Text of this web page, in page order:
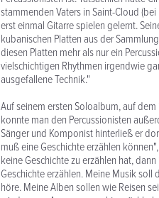
stammenden Vaters in Saint-Cloud
erst einmal Gitarre spielen gelernt.
kubanischen Platten aus der
diesen Platten mehr als nur ein
vielschichtigen Rhythmen irgendwie
ausgefallene Technik."
Auf seinem ersten Soloalbum, auf
konnte man den Percussionisten
Sänger und Komponist hinterließ er
muß eine Geschichte erzählen
keine Geschichte zu erzählen hat,
Geschichte erzählen. Meine Musik
höre. Meine Alben sollen wie Reisen